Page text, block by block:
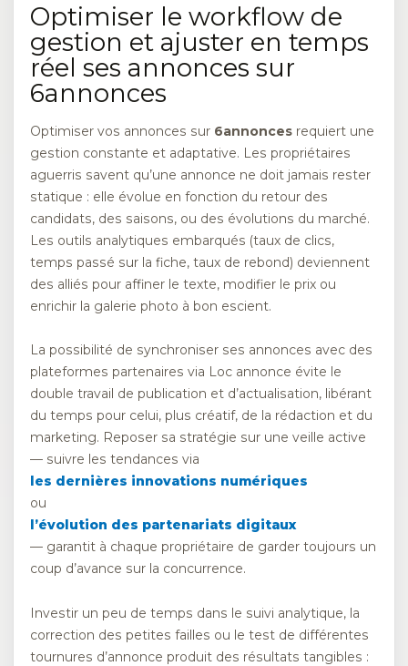
Optimiser le workflow de
gestion et ajuster en temps
réel ses annonces sur
6annonces
Optimiser vos annonces sur 6annonces requiert une
gestion constante et adaptative. Les propriétaires
aguerris savent qu’une annonce ne doit jamais rester
statique : elle évolue en fonction du retour des
candidats, des saisons, ou des évolutions du marché.
Les outils analytiques embarqués (taux de clics,
temps passé sur la fiche, taux de rebond) deviennent
des alliés pour affiner le texte, modifier le prix ou
enrichir la galerie photo à bon escient.
La possibilité de synchroniser ses annonces avec des
plateformes partenaires via Loc annonce évite le
double travail de publication et d’actualisation, libérant
du temps pour celui, plus créatif, de la rédaction et du
marketing. Reposer sa stratégie sur une veille active
— suivre les tendances via
les dernières innovations numériques
ou
l’évolution des partenariats digitaux
— garantit à chaque propriétaire de garder toujours un
coup d’avance sur la concurrence.
Investir un peu de temps dans le suivi analytique, la
correction des petites failles ou le test de différentes
tournures d’annonce produit des résultats tangibles :